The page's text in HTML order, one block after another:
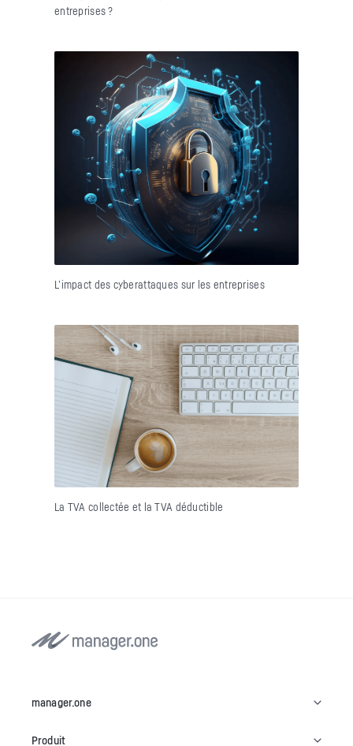
entreprises ?
L’impact des cyberattaques sur les entreprises
La TVA collectée et la TVA déductible
manager.one
Produit